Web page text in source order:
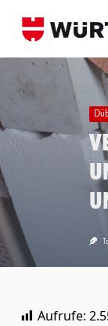
Aufrufe: